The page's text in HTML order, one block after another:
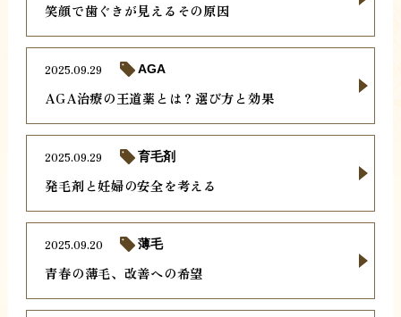
笑顔で歯ぐきが見えるその原因
AGA治療の王道薬とは？選び方と効果
2025.09.29 AGA
発毛剤と妊婦の安全を考える
2025.09.29 育毛剤
青春の薄毛、改善への希望
2025.09.20 薄毛